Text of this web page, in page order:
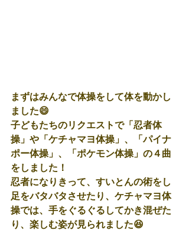
まずはみんなで体操をして体を動かし
ました😄
子どもたちのリクエストで「忍者体
操」や「ケチャマヨ体操」、「パイナ
ポー体操」、「ポケモン体操」の４曲
をしました！
忍者になりきって、すいとんの術をし
足をバタバタさせたり、ケチャマヨ体
操では、手をぐるぐるしてかき混ぜた
り、楽しむ姿が見られました😆